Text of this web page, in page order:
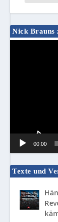
Nick Brauns
00:00
Texte und